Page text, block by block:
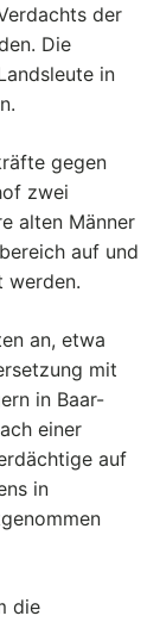
der
Die
in
gegen
zwei
alten Männer
auf und
werden.
an, etwa
mit
in Baar-
einer
auf
in
die